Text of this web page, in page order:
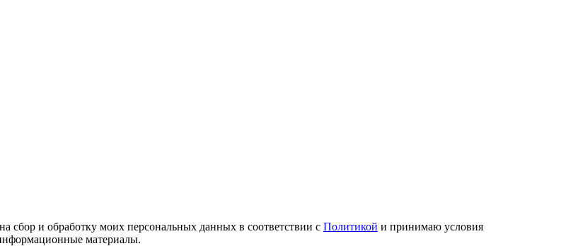
сбор и обработку моих персональных данных в соответствии с Политикой и принимаю условия
материалы.